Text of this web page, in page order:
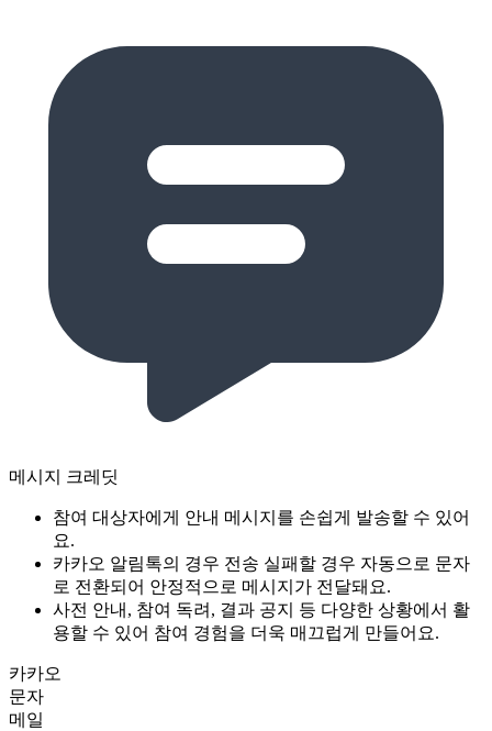
메시지 크레딧
참여 대상자에게 안내 메시지를 손쉽게 발송할 수 있어
요.
카카오 알림톡의 경우 전송 실패할 경우 자동으로 문자
로 전환되어 안정적으로 메시지가 전달돼요.
사전 안내, 참여 독려, 결과 공지 등 다양한 상황에서 활
용할 수 있어 참여 경험을 더욱 매끄럽게 만들어요.
카카오
문자
메일